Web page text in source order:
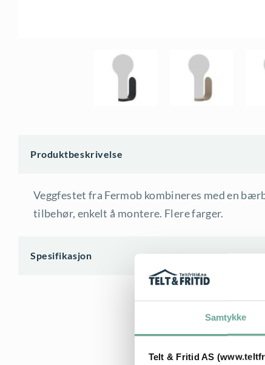
Samtykke
Telt & Fritid AS
Produktbeskrivelse
Veggfestet fra Fermob kombineres med en
tilbehør, enkelt å montere. Flere farger.
Spesifikasjon